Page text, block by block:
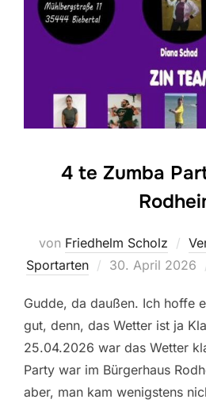
4 te Zumba
von Friedhelm Scholz
Sportarten
Veröffentlicht
30. April 2026
Gudde, da daußen. Ich hoffe
gut, denn, das Wetter ist ja
25.04.2026 war das Wetter
Party war im Bürgerhaus
aber, man kam wenigstens